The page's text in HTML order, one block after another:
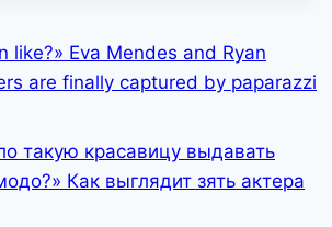
like?» Eva Mendes and Ryan
are finally captured by paparazzi
такую красавицу выдавать
Как выглядит зять актера